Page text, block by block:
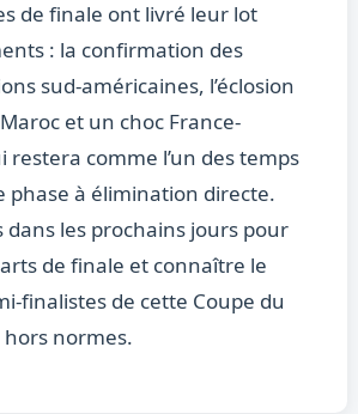
de finale ont livré leur lot
: la confirmation des
sud-américaines, l’éclosion
et un choc France-
restera comme l’un des temps
phase à élimination directe.
dans les prochains jours pour
de finale et connaître le
finalistes de cette Coupe du
normes.